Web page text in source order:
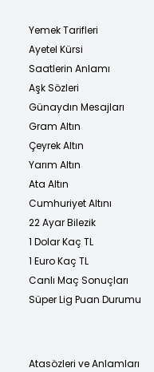
Yemek Tarifleri
Ayetel Kürsi
Saatlerin Anlamı
Aşk Sözleri
Günaydın Mesajları
Gram Altın
Çeyrek Altın
Yarım Altın
Ata Altın
Cumhuriyet Altını
22 Ayar Bilezik
1 Dolar Kaç TL
1 Euro Kaç TL
Canlı Maç Sonuçları
Süper Lig Puan Durumu
Atasözleri ve Anlamları